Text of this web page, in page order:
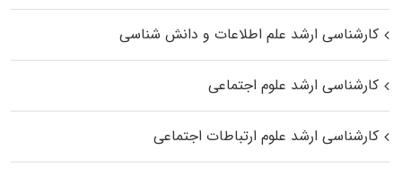
کارشناسی ارشد علم اطلاعات و دانش شناسی
کارشناسی ارشد علوم اجتماعی
کارشناسی ارشد علوم ارتباطات اجتماعی